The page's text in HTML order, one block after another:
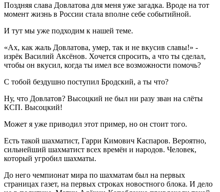
Поздняя слава Довлатова для меня уже загадка. Вроде на тот
момент жизнь в России стала вполне себе событийной.
И тут мы уже подходим к нашей теме.
«Ах, как жаль Довлатова, умер, так и не вкусив славы!» -
изрёк Василий Аксёнов. Хочется спросить, а что ты сделал,
чтобы он вкусил, когда ты имел все возможности помочь?
С тобой бездушно поступил Бродский, а ты что?
Ну, что Довлатов? Высоцкий не был ни разу зван на слёты
КСП. Высоцкий!
Может я уже приводил этот пример, но он стоит того.
Есть такой шахматист, Гарри Кимович Каспаров. Вероятно,
сильнейший шахматист всех времён и народов. Человек,
который угробил шахматы.
До него чемпионат мира по шахматам был на первых
страницах газет, нa первых строках новостного блока. И дело